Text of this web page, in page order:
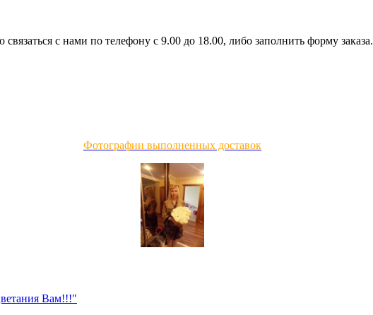
с нами по телефону с 9.00 до 18.00, либо заполнить форму заказа.
Фотографии выполненных доставок
Вам!!!"